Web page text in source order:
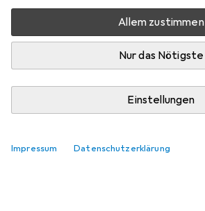
Allem zustimmen
Nur das Nötigste
Einstellungen
Impressum Datenschutzerklärung
EUR
13,71
MulticopyFsc